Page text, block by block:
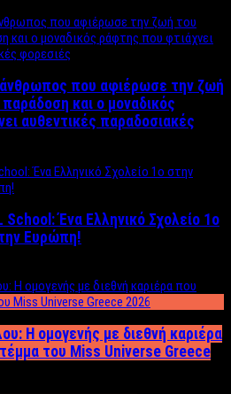
άνθρωπος που αφιέρωσε την ζωή
και ο μοναδικός
αυθεντικές παραδοσιακές
School: Ένα Ελληνικό Σχολείo 1ο
Ευρώπη!
Η ομογενής με διεθνή καριέρα
του Miss Universe Greece